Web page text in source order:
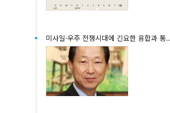
미사일·우주 전쟁시대에 긴요한 융합과 통..